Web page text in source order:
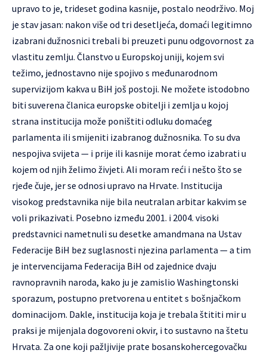
upravo to je, trideset godina kasnije, postalo neodrživo. Moj
je stav jasan: nakon više od tri desetljeća, domaći legitimno
izabrani dužnosnici trebali bi preuzeti punu odgovornost za
vlastitu zemlju. Članstvo u Europskoj uniji, kojem svi
težimo, jednostavno nije spojivo s međunarodnom
supervizijom kakva u BiH još postoji. Ne možete istodobno
biti suverena članica europske obitelji i zemlja u kojoj
strana institucija može poništiti odluku domaćeg
parlamenta ili smijeniti izabranog dužnosnika. To su dva
nespojiva svijeta — i prije ili kasnije morat ćemo izabrati u
kojem od njih želimo živjeti. Ali moram reći i nešto što se
rjeđe čuje, jer se odnosi upravo na Hrvate. Institucija
visokog predstavnika nije bila neutralan arbitar kakvim se
voli prikazivati. Posebno između 2001. i 2004. visoki
predstavnici nametnuli su desetke amandmana na Ustav
Federacije BiH bez suglasnosti njezina parlamenta — a tim
je intervencijama Federacija BiH od zajednice dvaju
ravnopravnih naroda, kako ju je zamislio Washingtonski
sporazum, postupno pretvorena u entitet s bošnjačkom
dominacijom. Dakle, institucija koja je trebala štititi mir u
praksi je mijenjala dogovoreni okvir, i to sustavno na štetu
Hrvata. Za one koji pažljivije prate bosanskohercegovačku